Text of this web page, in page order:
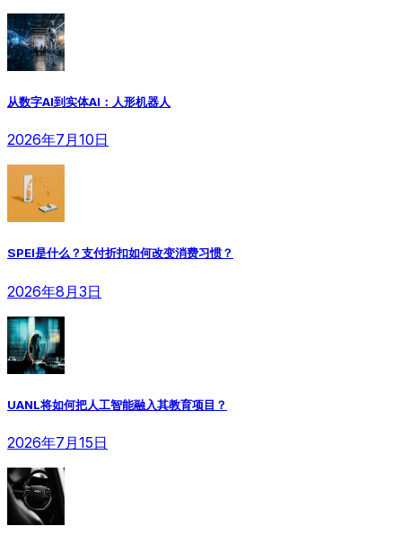
从数字AI到实体AI：人形机器人
2026年7月10日
SPEI是什么？支付折扣如何改变消费习惯？
2026年8月3日
UANL将如何把人工智能融入其教育项目？
2026年7月15日